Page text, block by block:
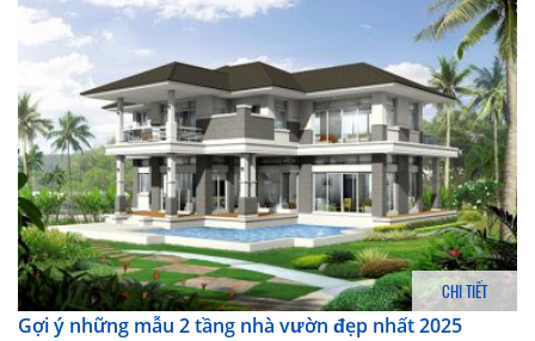
CHI TIẾT
Gợi ý những mẫu 2 tầng nhà vườn đẹp nhất 2025